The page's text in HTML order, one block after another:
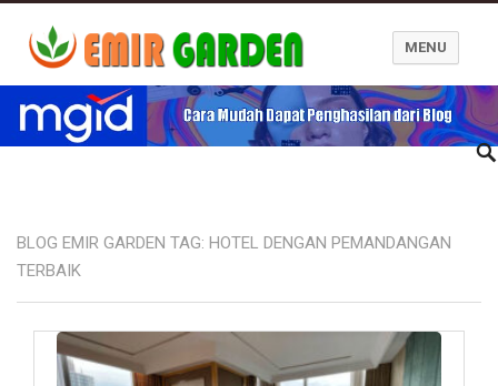
Blog Emir Garden
MENU
BLOG EMIR GARDEN TAG: HOTEL DENGAN PEMANDANGAN
TERBAIK